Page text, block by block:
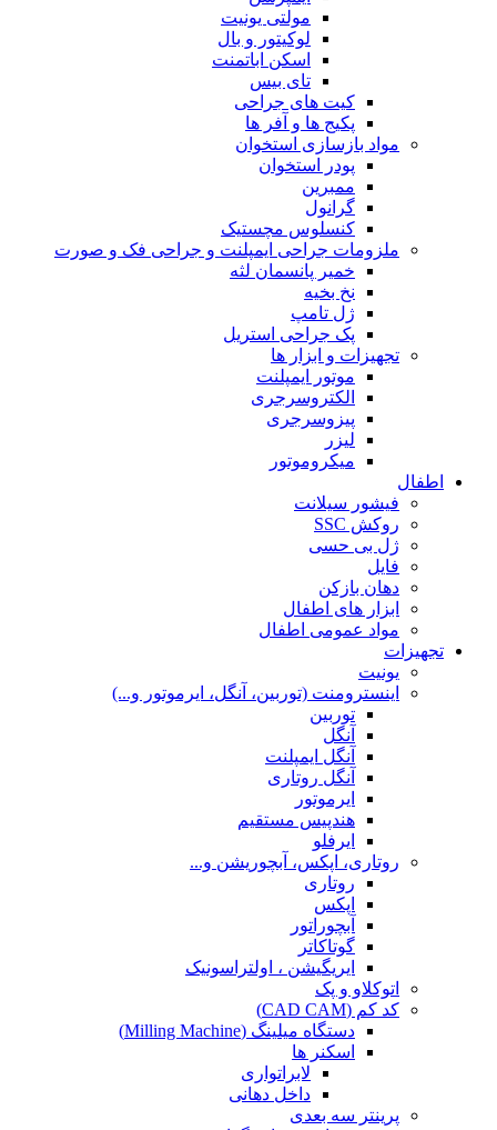
مولتی یونیت
لوکیتور و بال
اسکن اباتمنت
تای بیس
کیت های جراحی
پکیج ها و آفر ها
مواد بازسازی استخوان
پودر استخوان
ممبرین
گرانول
کنسلوس مچستیک
ملزومات جراحی ایمپلنت و جراحی فک و صورت
خمیر پانسمان لثه
نخ بخیه
ژل تامپ
پک جراحی استریل
تجهیزات و ابزار ها
موتور ایمپلنت
الکتروسرجری
پیزوسرجری
لیزر
میکروموتور
اطفال
فیشور سیلانت
روکش SSC
ژل بی حسی
فایل
دهان بازکن
ابزار های اطفال
مواد عمومی اطفال
تجهیزات
یونیت
اینسترومنت (توربین، آنگل، ایرموتور و...)
توربین
آنگل
آنگل ایمپلنت
آنگل روتاری
ایرموتور
هندپیس مستقیم
ایرفلو
روتاری، اپکس، آبچوریشن و...
روتاری
اپکس
آبچوراتور
گوتاکاتر
ایریگیشن ، اولتراسونیک
اتوکلاو و پک
کد کم (CAD CAM)
دستگاه میلینگ (Milling Machine)
اسکنر ها
لابراتواری
داخل دهانی
پرینتر سه بعدی